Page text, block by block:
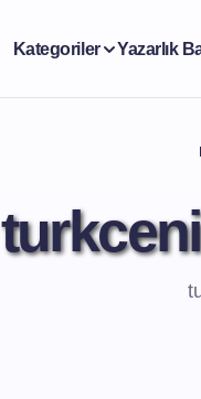
Kategoriler Yazarlık